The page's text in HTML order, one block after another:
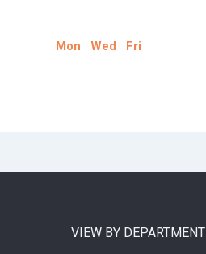
Mon Wed Fri
VIEW BY DEPARTMENT